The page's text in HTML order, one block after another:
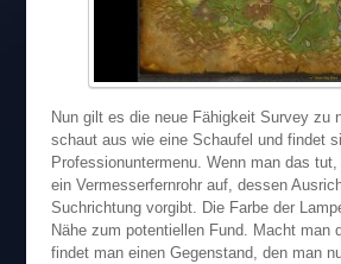
Nun gilt es die neue Fähigkeit Survey zu
schaut aus wie eine Schaufel und findet
Professionuntermenu. Wenn man das
ein Vermesserfernrohr auf, dessen
Suchrichtung vorgibt. Die Farbe der
Nähe zum potentiellen Fund. Macht man
findet man einen Gegenstand, den man